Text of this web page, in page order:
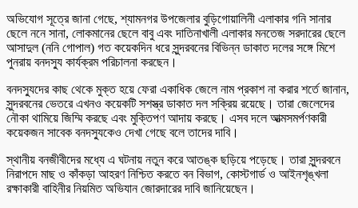
অভিযোগ সূত্রে জানা গেছে, শ্যামনগর উপজেলার বুড়িগোয়ালিনী এলাকার গনি সানার
ছেলে ননে সানা, লোকমানের ছেলে বাবু এবং দাতিনাখালী এলাকার মনতেজ সরদারের ছেলে
আসাদুল (ননি গোপাল) গত কয়েকদিন ধরে সুন্দরবনের বিভিন্ন ডাকাত দলের সঙ্গে মিশে
পুনরায় বনদস্যু কার্যক্রম পরিচালনা করছেন।
বনদস্যুদের কাছ থেকে মুক্ত হয়ে ফেরা একাধিক জেলে নাম প্রকাশ না করার শর্তে জানান,
সুন্দরবনের ভেতরে এখনও কয়েকটি সশস্ত্র ডাকাত দল সক্রিয় রয়েছে। তারা জেলেদের
নৌকা থামিয়ে জিম্মি করছে এবং মুক্তিপণ আদায় করছে। এসব দলে আত্মসমর্পণকারী
কয়েকজন সাবেক বনদস্যুকেও দেখা গেছে বলে তাদের দাবি।
স্থানীয় বনজীবীদের মধ্যে এ ঘটনায় নতুন করে আতঙ্ক ছড়িয়ে পড়েছে। তারা সুন্দরবনে
নিরাপদে মাছ ও কাঁকড়া আহরণ নিশ্চিত করতে বন বিভাগ, কোস্টগার্ড ও আইনশৃঙ্খলা
রক্ষাকারী বাহিনীর নিয়মিত অভিযান জোরদারের দাবি জানিয়েছেন।